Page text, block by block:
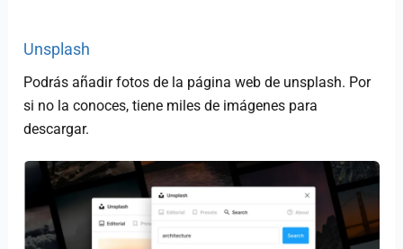
Unsplash
Podrás añadir fotos de la página web de unsplash. Por
si no la conoces, tiene miles de imágenes para
descargar.